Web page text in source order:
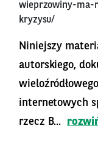
wieprzowiny-ma-
kryzysu/
Niniejszy
autorskiego,
internetowych
rzecz B...